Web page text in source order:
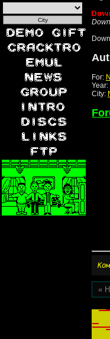
For:
Year:
City:
«